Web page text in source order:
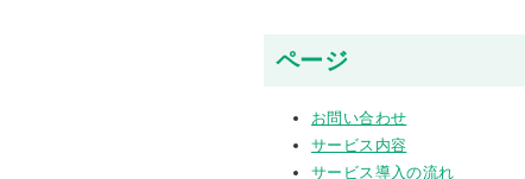
ページ
お問い合わせ
サービス内容
サービス導入の流れ